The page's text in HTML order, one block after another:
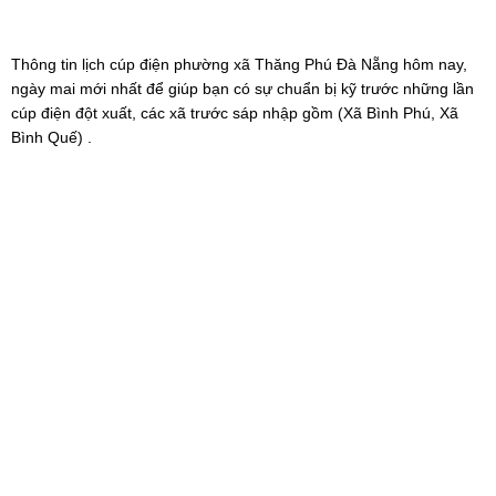
Thông tin lịch cúp điện phường xã Thăng Phú Đà Nẵng hôm nay,
ngày mai mới nhất để giúp bạn có sự chuẩn bị kỹ trước những lần
cúp điện đột xuất, các xã trước sáp nhập gồm (Xã Bình Phú, Xã
Bình Quế) .